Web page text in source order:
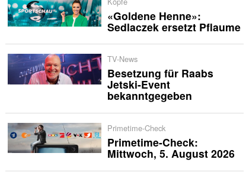
«Goldene Henne»:
Sedlaczek ersetzt Pflaume
TV-News
Besetzung für Raabs
Jetski-Event
bekanntgegeben
Primetime-Check
Primetime-Check:
Mittwoch, 5. August 2026